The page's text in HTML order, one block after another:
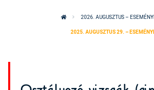
2026. AUGUSZTUS –
2025. AUGUSZTUS 29. –